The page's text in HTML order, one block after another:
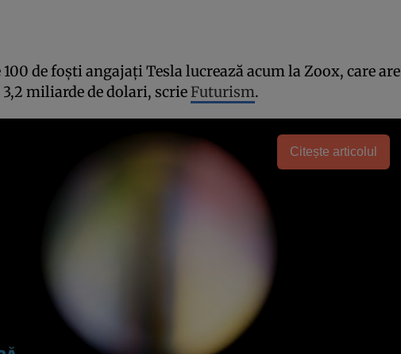
de foşti angajaţi Tesla lucrează acum la Zoox, care are
3,2 miliarde de dolari, scrie Futurism.
Citește articolul